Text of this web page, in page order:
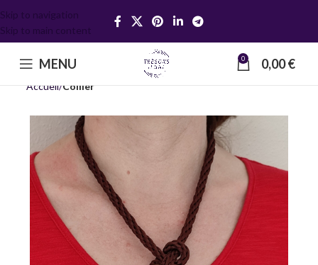
Skip to navigation
Skip to main content
MENU 0 0,00€
Accueil Collier